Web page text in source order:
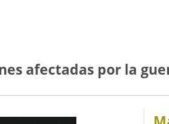
afectadas por la